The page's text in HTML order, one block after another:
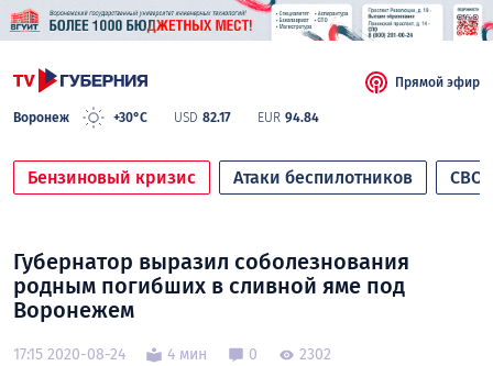
Воронеж +30°C USD 82.17 EUR 94.84
Прямой эфир
Бензиновый кризис Атаки беспилотников СВО
Губернатор выразил соболезнования
родным погибших в сливной яме под
Воронежем
17:15 2020-08-24 4 мин 0 2302